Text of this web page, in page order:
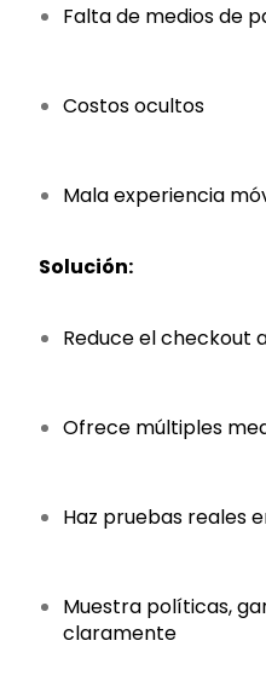
Falta de medios de
Costos ocultos
Mala experiencia
Solución:
Reduce el checkout
Ofrece múltiples
Haz pruebas reales
Muestra políticas,
claramente